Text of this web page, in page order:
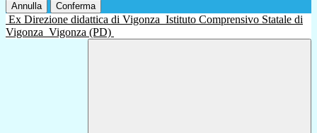
Annulla Conferma
Ex Direzione didattica di Vigonza Istituto Comprensivo Statale di
Vigonza Vigonza (PD)